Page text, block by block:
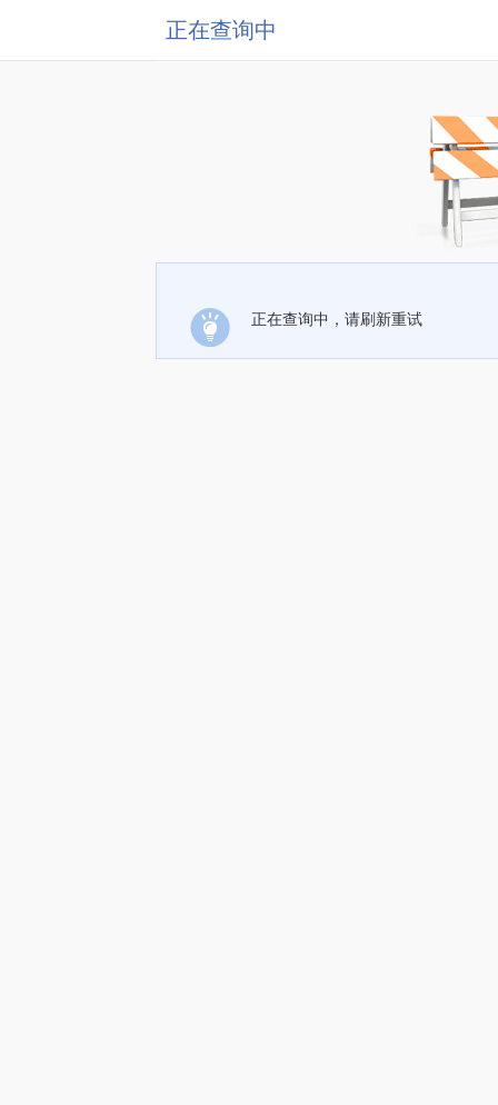
正在查询中
正在查询中，请刷新重试